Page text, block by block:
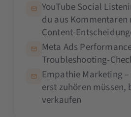
YouTube Social
du aus Kommentaren
Content-
Meta Ads
Troubleshooting-
Empathie Marketing
erst zuhören müssen,
verkaufen